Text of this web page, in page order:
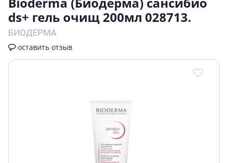
ds+ гель очищ 200мл 028713.
БИОДЕРМА
оставить отзыв